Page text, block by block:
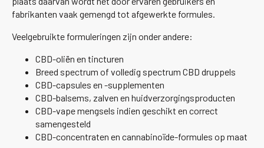
fabrikanten vaak gemengd tot afgewerkte formules.
Veelgebruikte formuleringen zijn onder andere:
CBD-oliën en tincturen
Breed spectrum of volledig spectrum CBD druppels
CBD-capsules en -supplementen
CBD-balsems, zalven en huidverzorgingsproducten
CBD-vape mengsels indien geschikt en correct
samengesteld
CBD-concentraten en cannabinoïde-formules op maat